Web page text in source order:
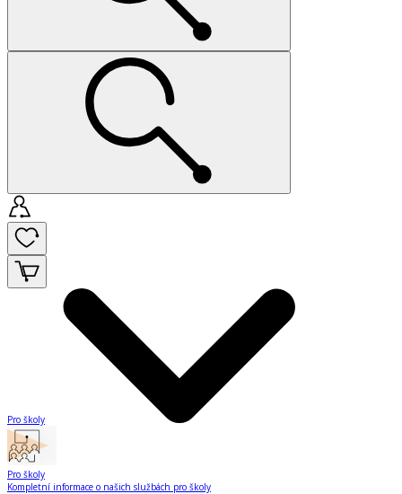
Pro školy
Pro školy
Kompletní informace o našich službách pro školy